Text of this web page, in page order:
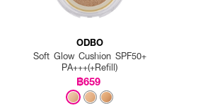
ODBO
Soft Glow Cushion SPF50+
PA+++(+Refill)
฿659